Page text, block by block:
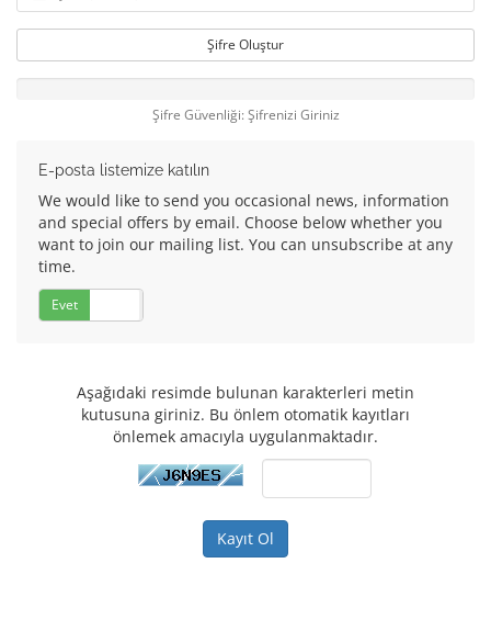
Şifre Oluştur
Şifre Güvenliği: Şifrenizi Giriniz
E-posta listemize katılın
We would like to send you occasional news, information
and special offers by email. Choose below whether you
want to join our mailing list. You can unsubscribe at any
time.
Evet
Aşağıdaki resimde bulunan karakterleri metin
kutusuna giriniz. Bu önlem otomatik kayıtları
önlemek amacıyla uygulanmaktadır.